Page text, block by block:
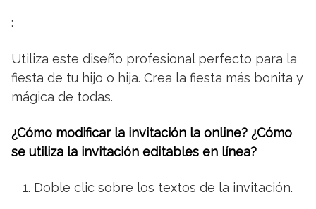
:
Utiliza este diseño profesional perfecto para la
fiesta de tu hijo o hija. Crea la fiesta más bonita y
mágica de todas.
¿Cómo modificar la invitación la online? ¿Cómo
se utiliza la invitación editables en línea?
Doble clic sobre los textos de la invitación.